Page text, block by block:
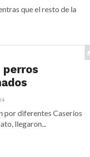
que el resto de la
perros
por diferentes Caseríos
llegaron...